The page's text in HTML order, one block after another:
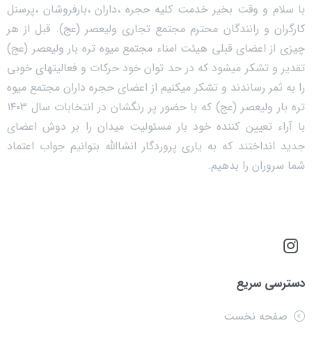
با سلام و وقت بخیر خدمت کلیه حجره ،داران ،بارفروشان ،پرسنل
کارگران و رانندگان محترم مجتمع تجاری ولیعصر (عج). قبل از هر
چیزی از اعضای قبلی هیئت امناء مجتمع میوه تره بار ولیعصر (عج)
تقدیر و تشکر میشود که در حد توان خود حرکات و فعالیتهای خوبی
را به ثمر رساندند و تشکر میکنیم از اعضای حجره داران مجتمع میوه
تره بار ولیعصر (عج) که با حضور پر رنگشان در انتخابات سال ۱۴۰۳
با آراء تعیین کننده خود بار مسئولیت میدان را بر دوش اعضای
جدید انداختند که به یاری پروردگار انشاالله بتوانیم جواب اعتماد
شما سروران را بدهیم.
دسترسی سریع
صفحه نخست